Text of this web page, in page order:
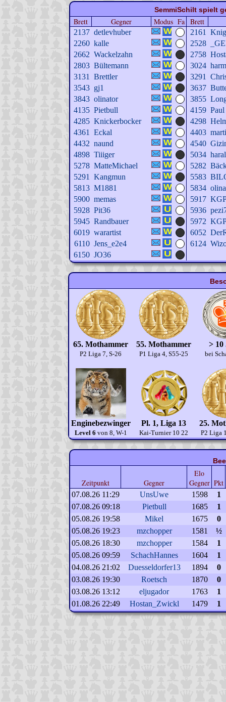
SemmiSchilt spielt
Brett Gegner Modus Fa Brett
2137 detlevhuber 2161
2260 kalle 2528
2662 Wackelzahn 2758
2803 Bültemann 3024 harm
3131
Brettler 3291
3543 gj1 3637
3843 olinator 3855
4135 Pietbull 4159 Paul
4285 Knickerbocker 4298
4361
Eckal 4403
4432 naund 4540
4898 Tiiiger 5034
5278 MatteMichael 5282
5291
Kangmun 5583
5813 M1881 5834
5900 memas 5917
5928 Pit36 5936
5945 Randbauer 5972
6019 warartist 6052
6110 Jens_e2e4 6124
6150 JO36
65. Mothammer
P2 Liga 7, S-26
55. Mothammer
P1 Liga 4, S55-25
> 10
bei
Enginebezwinger
Level 6 von 8, W-1
Pl. 1, Liga 13
Kai-Turnier 10 22
25.
P2 Liga
Zeitpunkt Gegner
Elo
Gegner Pkt
07.08.26 11:29 UnsUwe 1598
1
07.08.26 09:18
Pietbull 1685
1
05.08.26 19:58
Mikel 1675
0
05.08.26 19:23
mzchopper 1581
½
05.08.26 18:30
mzchopper 1584
1
05.08.26 09:59
SchachHannes 1604
1
04.08.26 21:02
Duesseldorfer13 1894
0
03.08.26 19:30
Roetsch 1870
0
03.08.26 13:12
eljugador 1763
1
01.08.26 22:49
Hostan_Zwickl 1479 1